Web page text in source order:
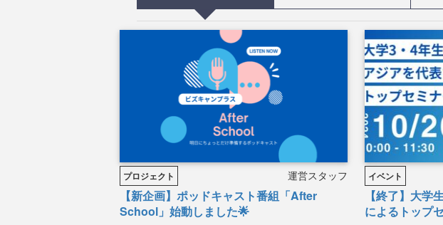
プロジェクト 運営スタッフ
【新企画】ポッドキャスト番組「After
School」始動しました🌟
イベント
【終了】大学
によるトップ